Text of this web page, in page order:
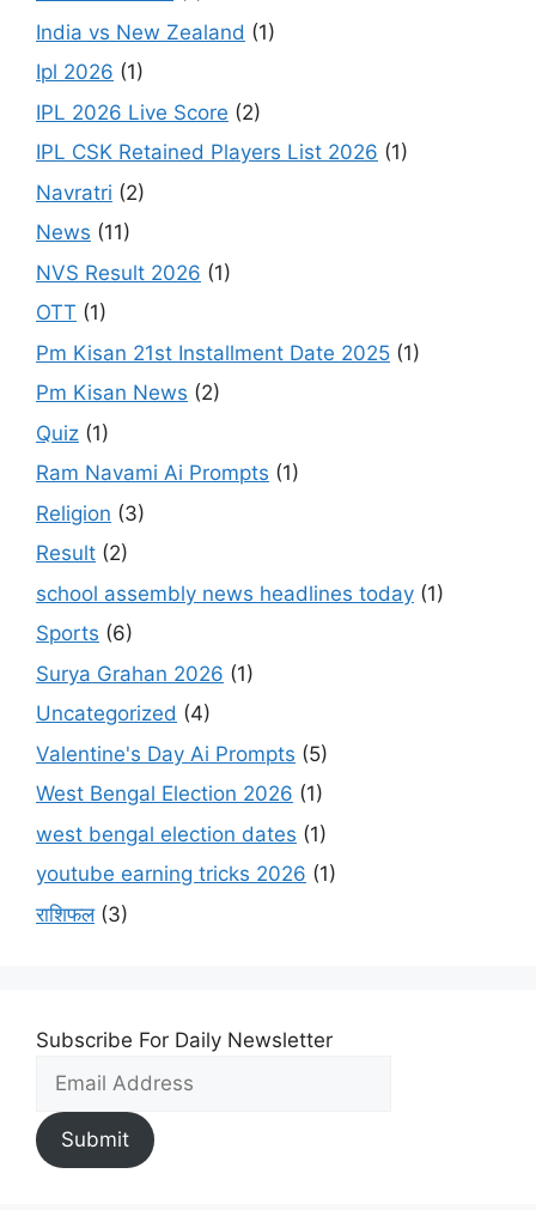
India vs New Zealand (1)
Ipl 2026 (1)
IPL 2026 Live Score (2)
IPL CSK Retained Players List 2026 (1)
Navratri (2)
News (11)
NVS Result 2026 (1)
OTT (1)
Pm Kisan 21st Installment Date 2025 (1)
Pm Kisan News (2)
Quiz (1)
Ram Navami Ai Prompts (1)
Religion (3)
Result (2)
school assembly news headlines today (1)
Sports (6)
Surya Grahan 2026 (1)
Uncategorized (4)
Valentine's Day Ai Prompts (5)
West Bengal Election 2026 (1)
west bengal election dates (1)
youtube earning tricks 2026 (1)
राशिफल(3)
Subscribe For Daily Newsletter
Submit